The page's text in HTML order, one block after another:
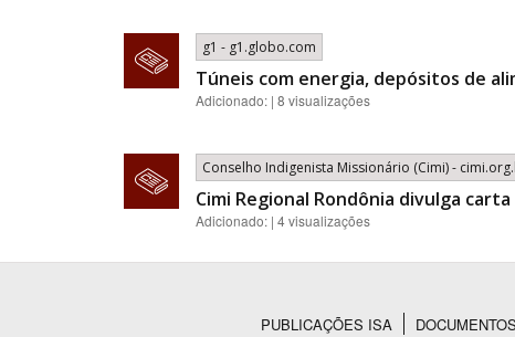
g1 - g1.globo.com
Túneis com energia, depósitos de
Adicionado: | 8 visualizações
Conselho Indigenista Missionário (Cimi) -
Cimi Regional Rondônia divulga
Adicionado: | 4 visualizações
PUBLICAÇÕES ISA DOCUMENTOS